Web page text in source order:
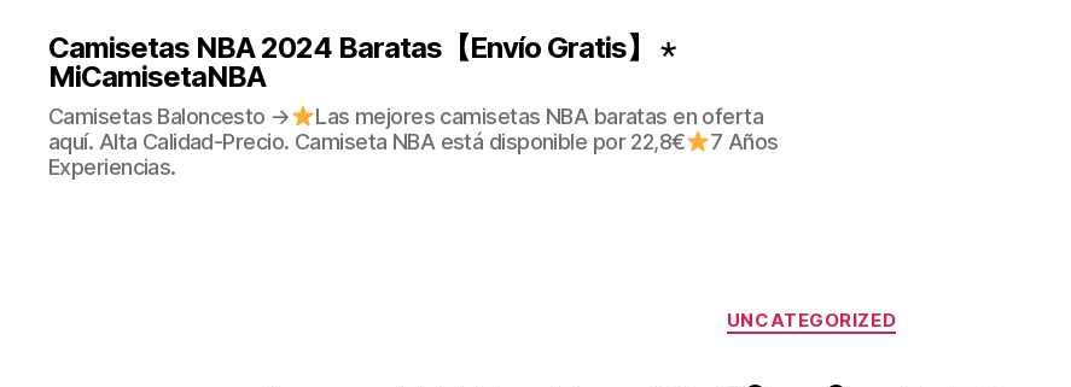
Camisetas NBA 2024 Baratas【Envío Gratis】 ⋆
MiCamisetaNBA
Camisetas Baloncesto →
Las mejores camisetas NBA baratas en oferta
aquí. Alta Calidad-Precio. Camiseta NBA está disponible por 22,8€
7 Años
Experiencias.
Categorías
UNCATEGORIZED